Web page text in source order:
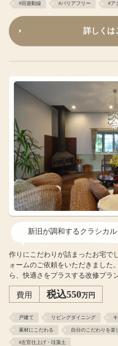
#回遊動線 #バリアフリー #ア
詳しくは
新旧が調和するクラシカ
作りにこだわりが詰まったお宅で
ォームのご依頼をいただきました
ら、快適さをプラスする改修プラ
費用 税込550万円
戸建て リビングダイニング
素材にこだわる 自分のこだわりを楽
#左官仕上げ・珪藻土